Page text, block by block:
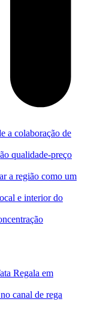
a colaboração de
qualidade-preço
a região como um
e interior do
Regala em
canal de rega